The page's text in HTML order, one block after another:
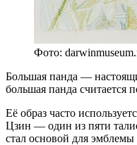
Фото:
Большая панда —
большая панда считается
Её образ часто
Цзин — один из пяти
стал основой для эмблемы